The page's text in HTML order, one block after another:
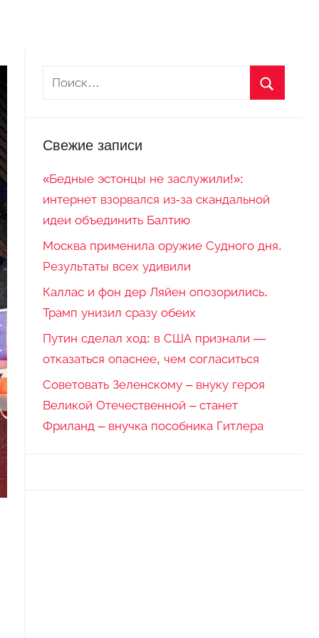
Свежие записи
«Бедные эстонцы не заслужили!»:
интернет взорвался из-за скандальной
идеи объединить Балтию
Москва применила оружие Судного дня.
Результаты всех удивили
Каллас и фон дер Ляйен опозорились.
Трамп унизил сразу обеих
Путин сделал ход: в США признали —
отказаться опаснее, чем согласиться
Советовать Зеленскому – внуку героя
Великой Отечественной – станет
Фриланд – внучка пособника Гитлера